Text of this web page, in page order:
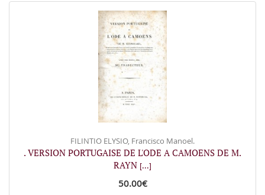
FILINTIO ELYSIO, Francisco Manoel.
. VERSION PORTUGAISE DE L'ODE A CAMOENS DE M.
RAYN [...]
50.00€